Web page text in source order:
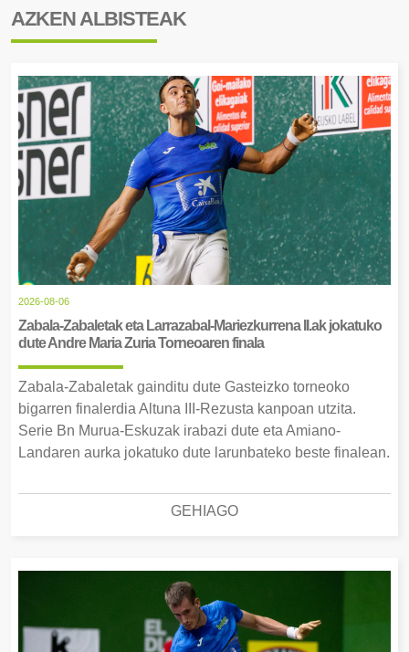
AZKEN ALBISTEAK
2026-08-06
Zabala-Zabaletak eta Larrazabal-Mariezkurrena II.ak jokatuko
dute Andre Maria Zuria Torneoaren finala
Zabala-Zabaletak gainditu dute Gasteizko torneoko
bigarren finalerdia Altuna III-Rezusta kanpoan utzita.
Serie Bn Murua-Eskuzak irabazi dute eta Amiano-
Landaren aurka jokatuko dute larunbateko beste finalean.
GEHIAGO